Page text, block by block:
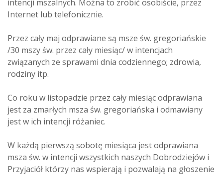
intencji mszalnych. Można to zrobić osobiście, przez
Internet lub telefonicznie.
Przez cały maj odprawiane są msze św. gregoriańskie
/30 mszy św. przez cały miesiąc/ w intencjach
związanych ze sprawami dnia codziennego; zdrowia,
rodziny itp.
Co roku w listopadzie przez cały miesiąc odprawiana
jest za zmarłych msza św. gregoriańska i odmawiany
jest w ich intencji różaniec.
W każdą pierwszą sobotę miesiąca jest odprawiana
msza św. w intencji wszystkich naszych Dobrodziejów i
Przyjaciół którzy nas wspierają i pozwalają na głoszenie